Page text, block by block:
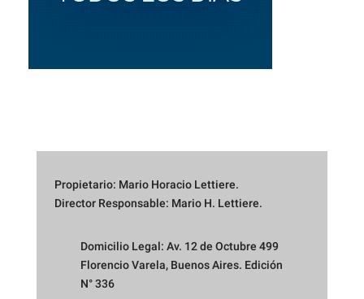
Propietario: Mario Horacio Lettiere.
Director Responsable: Mario H. Lettiere.
Domicilio Legal: Av. 12 de Octubre 499
Florencio Varela, Buenos Aires. Edición
N° 336